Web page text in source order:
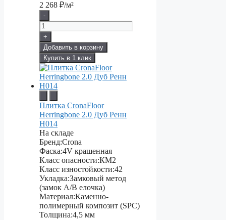
2 268 ₽/м²
-
+
Добавить в корзину
Купить в 1 клик
Плитка CronaFloor
Herringbone 2.0 Дуб Ренн
H014
На складе
Бренд:Crona
Фаска:4V крашенная
Класс опасности:КМ2
Класс изностойкости:42
Укладка:Замковый метод
(замок А/В елочка)
Материал:Каменно-
полимерный композит (SPC)
Толщина:4,5 мм